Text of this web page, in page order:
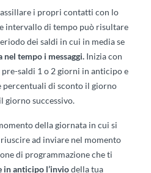
i propri contatti con lo
intervallo di tempo può risultare
dei saldi in cui in media se
nel tempo i messaggi. Inizia con
pre-saldi 1 o 2 giorni in anticipo e
percentuali di sconto il giorno
giorno successivo.
della giornata in cui si
ad inviare nel momento
di programmazione che ti
in anticipo l’inviodella tua